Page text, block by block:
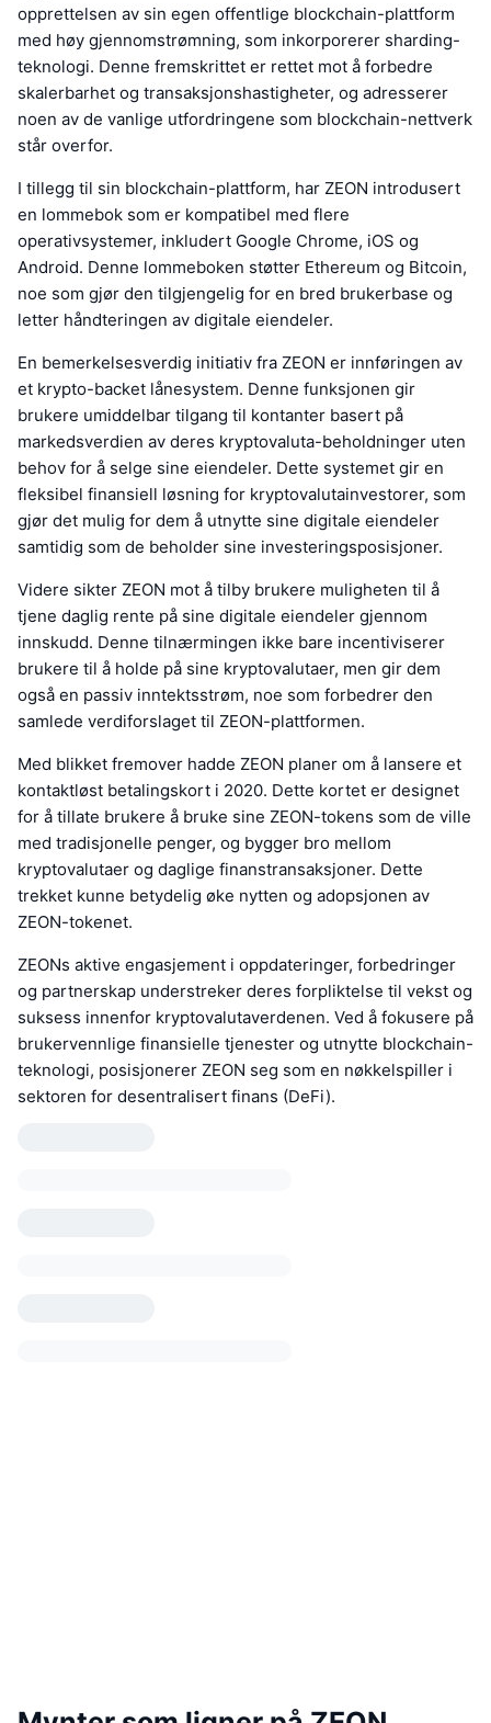
opprettelsen av sin egen offentlige blockchain-plattform
med høy gjennomstrømning, som inkorporerer sharding-
teknologi. Denne fremskrittet er rettet mot å forbedre
skalerbarhet og transaksjonshastigheter, og adresserer
noen av de vanlige utfordringene som blockchain-nettverk
står overfor.
I tillegg til sin blockchain-plattform, har ZEON introdusert
en lommebok som er kompatibel med flere
operativsystemer, inkludert Google Chrome, iOS og
Android. Denne lommeboken støtter Ethereum og Bitcoin,
noe som gjør den tilgjengelig for en bred brukerbase og
letter håndteringen av digitale eiendeler.
En bemerkelsesverdig initiativ fra ZEON er innføringen av
et krypto-backet lånesystem. Denne funksjonen gir
brukere umiddelbar tilgang til kontanter basert på
markedsverdien av deres kryptovaluta-beholdninger uten
behov for å selge sine eiendeler. Dette systemet gir en
fleksibel finansiell løsning for kryptovalutainvestorer, som
gjør det mulig for dem å utnytte sine digitale eiendeler
samtidig som de beholder sine investeringsposisjoner.
Videre sikter ZEON mot å tilby brukere muligheten til å
tjene daglig rente på sine digitale eiendeler gjennom
innskudd. Denne tilnærmingen ikke bare incentiviserer
brukere til å holde på sine kryptovalutaer, men gir dem
også en passiv inntektsstrøm, noe som forbedrer den
samlede verdiforslaget til ZEON-plattformen.
Med blikket fremover hadde ZEON planer om å lansere et
kontaktløst betalingskort i 2020. Dette kortet er designet
for å tillate brukere å bruke sine ZEON-tokens som de ville
med tradisjonelle penger, og bygger bro mellom
kryptovalutaer og daglige finanstransaksjoner. Dette
trekket kunne betydelig øke nytten og adopsjonen av
ZEON-tokenet.
ZEONs aktive engasjement i oppdateringer, forbedringer
og partnerskap understreker deres forpliktelse til vekst og
suksess innenfor kryptovalutaverdenen. Ved å fokusere på
brukervennlige finansielle tjenester og utnytte blockchain-
teknologi, posisjonerer ZEON seg som en nøkkelspiller i
sektoren for desentralisert finans (DeFi).